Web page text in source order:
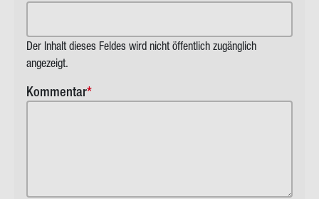
Der Inhalt dieses Feldes wird nicht öffentlich zugänglich
angezeigt.
Kommentar